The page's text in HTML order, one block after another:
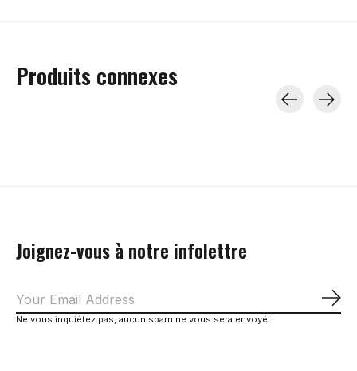
Produits connexes
Joignez-vous à notre infolettre
Ne vous inquiétez pas, aucun spam ne vous sera envoyé!